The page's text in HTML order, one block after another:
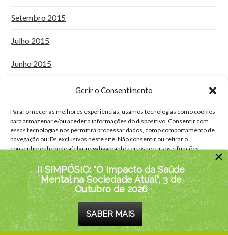
Gerir o Consentimento
Para fornecer as melhores experiências, usamos tecnologias como cookies
para armazenar e/ou aceder a informações do dispositivo. Consentir com
essas tecnologias nos permitirá processar dados, como comportamento de
navegação ou IDs exclusivos neste site. Não consentir ou retirar o
consentimento pode afetar negativamante certos recursos e funções.
Aceitar
Negar
Setembro 2015
Julho 2015
Junho 2015
Abril 2015
Janeiro 2015
COPYRIGHT © 2018-2026 PSICOAJUDA. TODOS OS DIREITOS
RESERVADOS | PSICOAJUDA
PROGRAMA AJUDA+ POLÍTICA PRIVACIDADE
POLÍTICA DE COOKIES
PSICOLOGIA CLÍNICA
PSICOLOGIA ADULTOS
PSICOLOGIA ADOLESCENTES
PSICOLOGIA INFANTIL
II SIMPÓSIO: "O Impacto da Saúde
Mental na Sociedade Atual", 3 de
Outubro de 2026
SABER MAIS